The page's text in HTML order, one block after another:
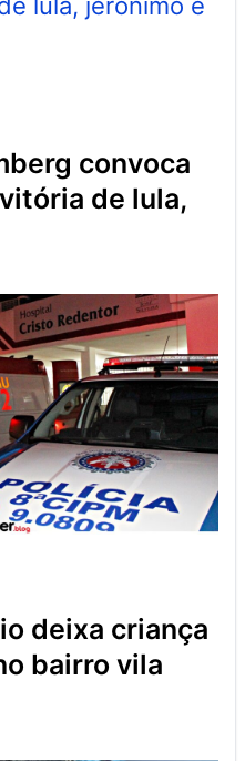
de lula,
bairro vila